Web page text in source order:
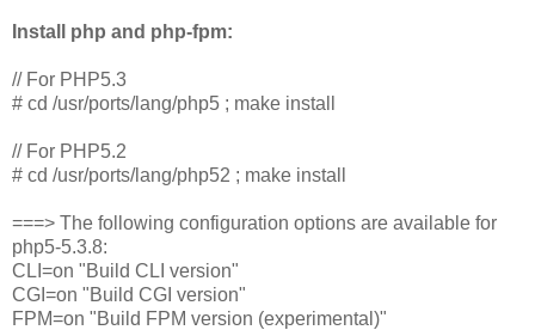
Install php and php-fpm:
// For PHP5.3
# cd /usr/ports/lang/php5 ; make install
// For PHP5.2
# cd /usr/ports/lang/php52 ; make install
===> The following configuration options are available for
php5-5.3.8:
CLI=on "Build CLI version"
CGI=on "Build CGI version"
FPM=on "Build FPM version (experimental)"